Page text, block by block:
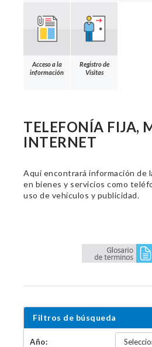
Acceso a la
información
Registro de
Visitas
TELEFONÍA FIJA,
INTERNET
Aquí encontrará información de
en bienes y servicios como
uso de vehículos y publicidad.
Filtros de búsqueda
Año: